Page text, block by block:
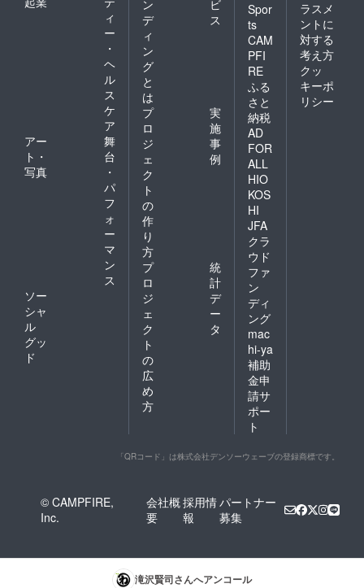
ィ
ー
・
ヘ
ル
ス
ケ
ア
アー
ト・
写真
舞
台
・
パ
フ
ォ
ー
マ
ン
ス
ソー
シャ
ル
グッ
ド
ン
デ
ィ
ン
グ
と
は
ビ
ス
プ
ロ
ジ
ェ
ク
ト
の
作
り
方
実
施
事
例
プ
ロ
ジ
ェ
ク
ト
の
広
め
方
統
計
デ
ー
タ
Spor
ts
CAM
PFI
RE
ふる
さと
納税
AD
FOR
ALL
HIO
KOS
HI
JFA
クラ
ウド
ファ
ン
ディ
ング
mac
hi-ya
補助
金申
請サ
ポー
ト
ラスメ
ントに
対する
考え方
クッ
キーポ
リシー
「QRコード」は株式会社デンソーウェーブの登録商標です。
© CAMPFIRE,
Inc.
会社概
要
採用情
報
パートナー
募集
滝沢賢司さんへアンコール